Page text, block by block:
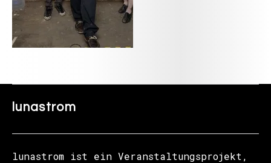
lunastrom
lunastrom ist ein Veranstaltungsprojekt,